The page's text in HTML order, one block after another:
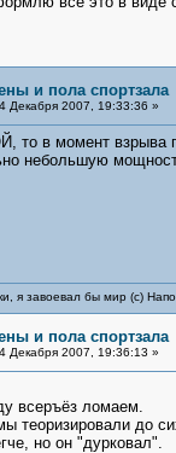
и пола спортзала
Декабря 2007, 19:33:36 »
то в момент взрыва
небольшую
я завоевал бы мир (с)
и пола спортзала
Декабря 2007, 19:36:13 »
всеръёз ломаем.
теоризировали до
но он "дурковал".